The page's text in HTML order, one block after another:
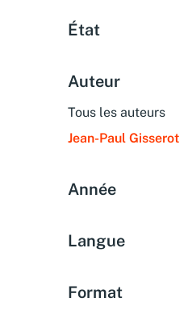
État
Auteur
Tous les auteurs
Jean-Paul Gisserot
Année
Langue
Format